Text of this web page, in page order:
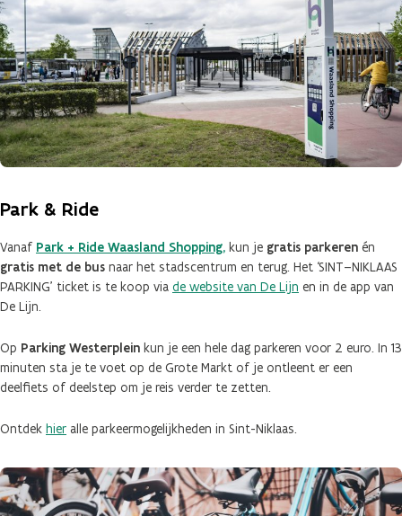
Park & Ride
Vanaf Park + Ride Waasland Shopping, kun je gratis parkeren én
gratis met de bus naar het stadscentrum en terug. Het ‘SINT–NIKLAAS
PARKING’ ticket is te koop via de website van De Lijn en in de app van
De Lijn.
Op Parking Westerplein kun je een hele dag parkeren voor 2 euro. In 13
minuten sta je te voet op de Grote Markt of je ontleent er een
deelfiets of deelstep om je reis verder te zetten.
Ontdek hier alle parkeermogelijkheden in Sint-Niklaas.